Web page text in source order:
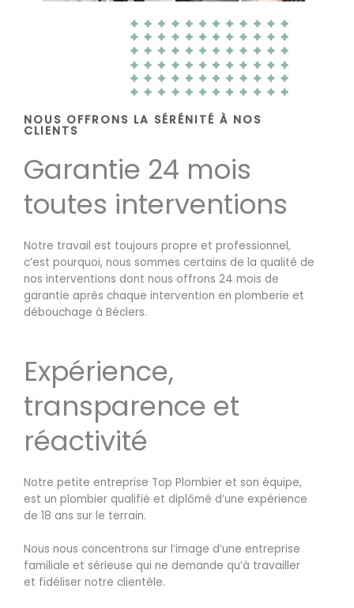
NOUS OFFRONS LA SÉRÉNITÉ À NOS
CLIENTS
Garantie 24 mois
toutes interventions
Notre travail est toujours propre et professionnel,
c’est pourquoi, nous sommes certains de la qualité de
nos interventions dont nous offrons 24 mois de
garantie après chaque intervention en plomberie et
débouchage à Béclers.
Expérience,
transparence et
réactivité
Notre petite entreprise Top Plombier et son équipe,
est un plombier qualifié et diplômé d’une expérience
de 18 ans sur le terrain.
Nous nous concentrons sur l’image d’une entreprise
familiale et sérieuse qui ne demande qu’à travailler
et fidéliser notre clientèle.